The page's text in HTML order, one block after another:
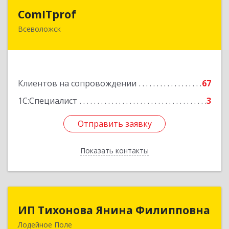
ComITprof
Всеволожск
Клиентов на сопровождении
67
1С:Специалист
3
Отправить заявку
Показать контакты
188643, Ленинградская обл, Всеволожский р-н,
Отправить заявку
Назад
ИП Тихонова Янина Филипповна
Лодейное Поле
187700, Ленинградская обл, Лодейнопольский